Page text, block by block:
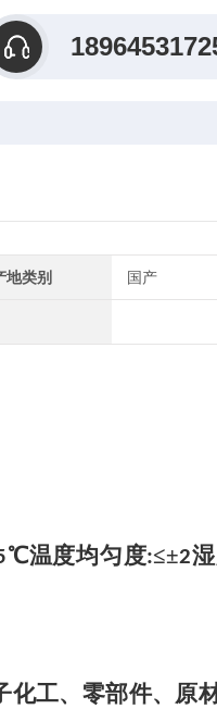
地类别 国产
℃温度均匀度:≤±2
工、零部件、原